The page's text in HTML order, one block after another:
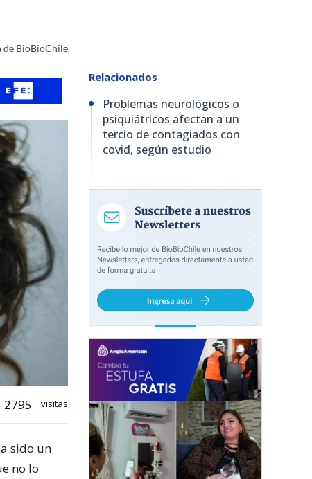
de BioBioChile
2795 visitas
sido un
no lo
Relacionados
Problemas neurológicos o
psiquiátricos afectan a un
tercio de contagiados con
covid, según estudio